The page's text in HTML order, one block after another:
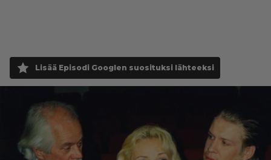
Lisää Episodi Googlen suosituksi lähteeksi